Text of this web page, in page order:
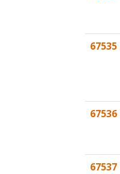
67535
67536
67537